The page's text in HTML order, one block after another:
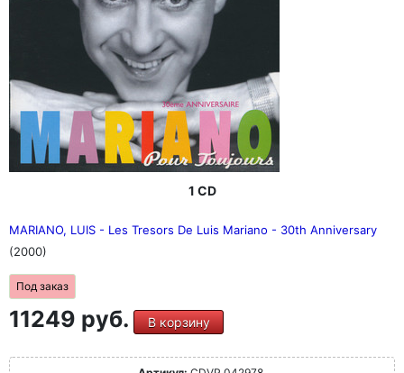
1 CD
MARIANO, LUIS - Les Tresors De Luis Mariano - 30th Anniversary
(2000)
Под заказ
11249 руб. В корзину